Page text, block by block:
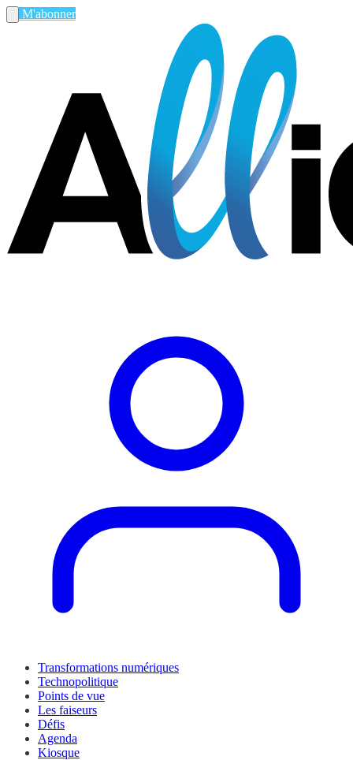
M'abonner
Transformations numériques
Technopolitique
Points de vue
Les faiseurs
Défis
Agenda
Kiosque